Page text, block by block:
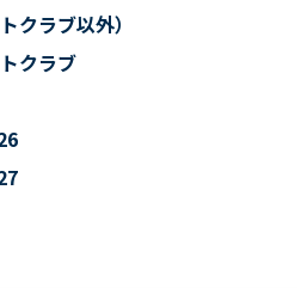
クラブ以外）
クラブ